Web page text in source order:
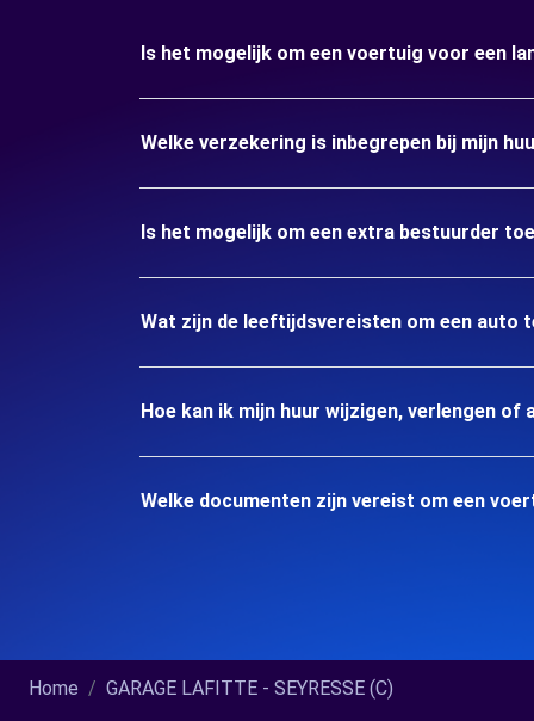
Is het mogelijk om een voertuig voor een
Welke verzekering is inbegrepen bij mijn
Is het mogelijk om een extra bestuurder
Wat zijn de leeftijdsvereisten om een auto
Hoe kan ik mijn huur wijzigen, verlengen of
Welke documenten zijn vereist om een
Home GARAGE LAFITTE - SEYRESSE (C)